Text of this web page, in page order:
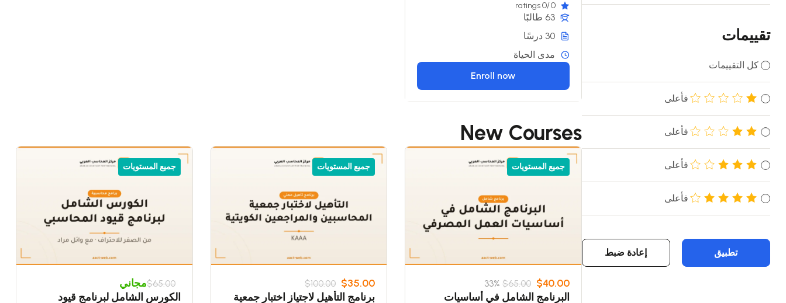
تقييمات
كل التقييمات
فأعلى
فأعلى
فأعلى
فأعلى
تطبيق إعادة ضبط
0
/0 ratings
63 طالبًا
30 درسًا
مدى الحياة
Enroll now
New Courses
جميع المستويات
$65.00 $40.00
33%
البرنامج الشامل في أساسيات
جميع المستويات
$100.00 $35.00
برنامج التأهيل لاجتياز اختبار جمعية
جميع المستويات
$65.00مجاني
الكورس الشامل لبرنامج قيود